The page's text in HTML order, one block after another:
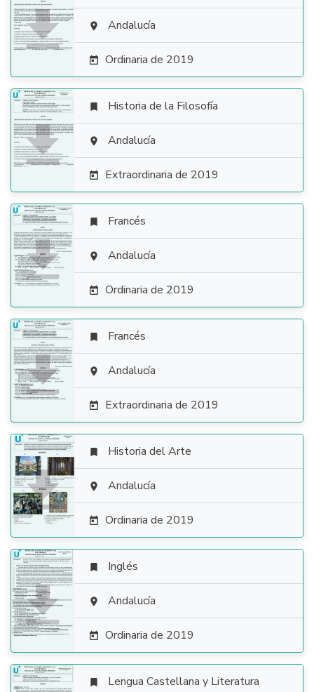
  Andalucía
 Ordinaria de 2019

 Historia de la Filosofía
 Andalucía
 Extraordinaria de 2019

 Francés
 Andalucía
 Ordinaria de 2019

 Francés
 Andalucía
 Extraordinaria de 2019

 Historia del Arte
 Andalucía
 Ordinaria de 2019

 Inglés
 Andalucía
 Ordinaria de 2019
 Lengua Castellana y Literatura